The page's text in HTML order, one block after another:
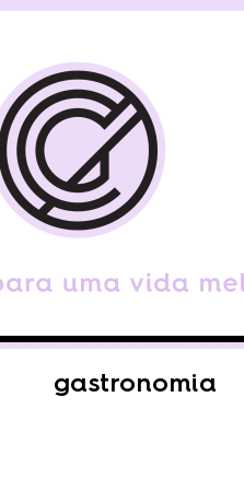
gastronomia